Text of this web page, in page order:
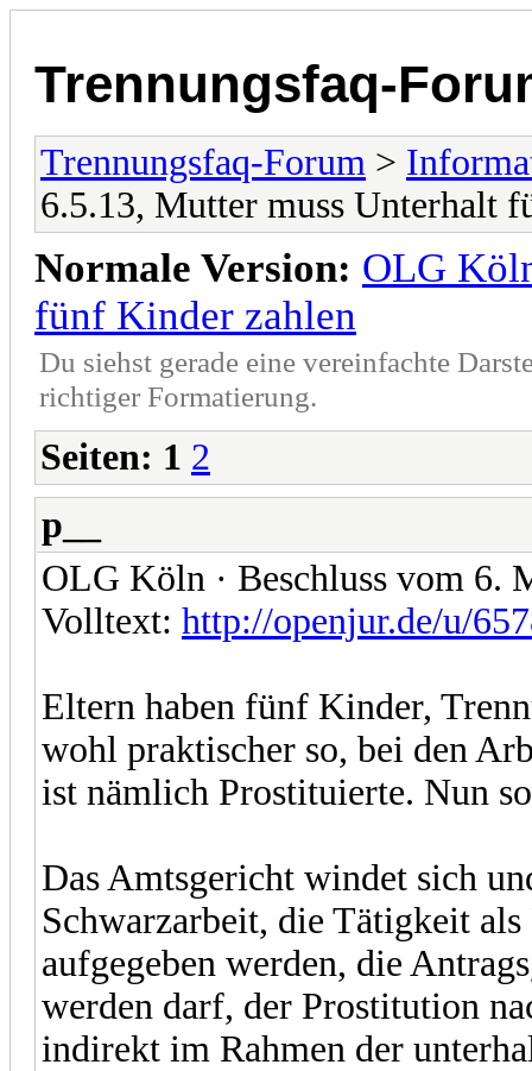
Trennungsfaq-
Trennungsfaq-Forum >
6.5.13, Mutter muss Unterhalt
Normale Version: OLG
fünf Kinder zahlen
Du siehst gerade eine vereinfachte
richtiger Formatierung.
Seiten: 1 2
p__
OLG Köln · Beschluss vom 6.
Volltext: http://openjur.de/u/
Eltern haben fünf Kinder,
wohl praktischer so, bei den
ist nämlich Prostituierte. Nun
Das Amtsgericht windet sich
Schwarzarbeit, die Tätigkeit
aufgegeben werden, die
werden darf, der Prostitution
indirekt im Rahmen der